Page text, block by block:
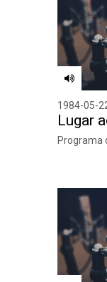
1984-05-
Lugar
Programa